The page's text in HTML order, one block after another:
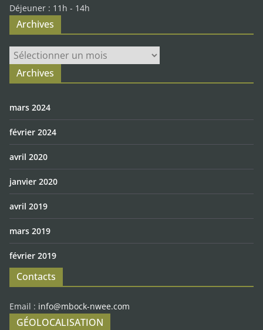
Déjeuner : 11h - 14h
Archives
Archives
Archives
mars 2024
février 2024
avril 2020
janvier 2020
avril 2019
mars 2019
février 2019
Contacts
Email : info@mbock-nwee.com
GÉOLOCALISATION